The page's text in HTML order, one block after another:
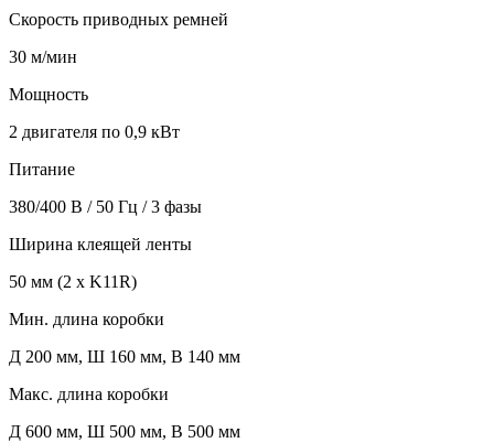
Скорость приводных ремней
30 м/мин
Мощность
2 двигателя по 0,9 кВт
Питание
380/400 В / 50 Гц / 3 фазы
Ширина клеящей ленты
50 мм (2 x K11R)
Мин. длина коробки
Д 200 мм, Ш 160 мм, В 140 мм
Макс. длина коробки
Д 600 мм, Ш 500 мм, В 500 мм